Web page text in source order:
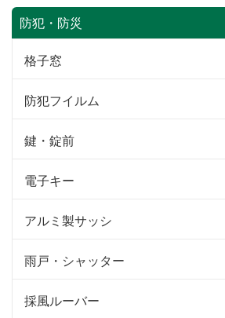
防犯・防災
格子窓
防犯フイルム
鍵・錠前
電子キー
アルミ製サッシ
雨戸・シャッター
採風ルーバー